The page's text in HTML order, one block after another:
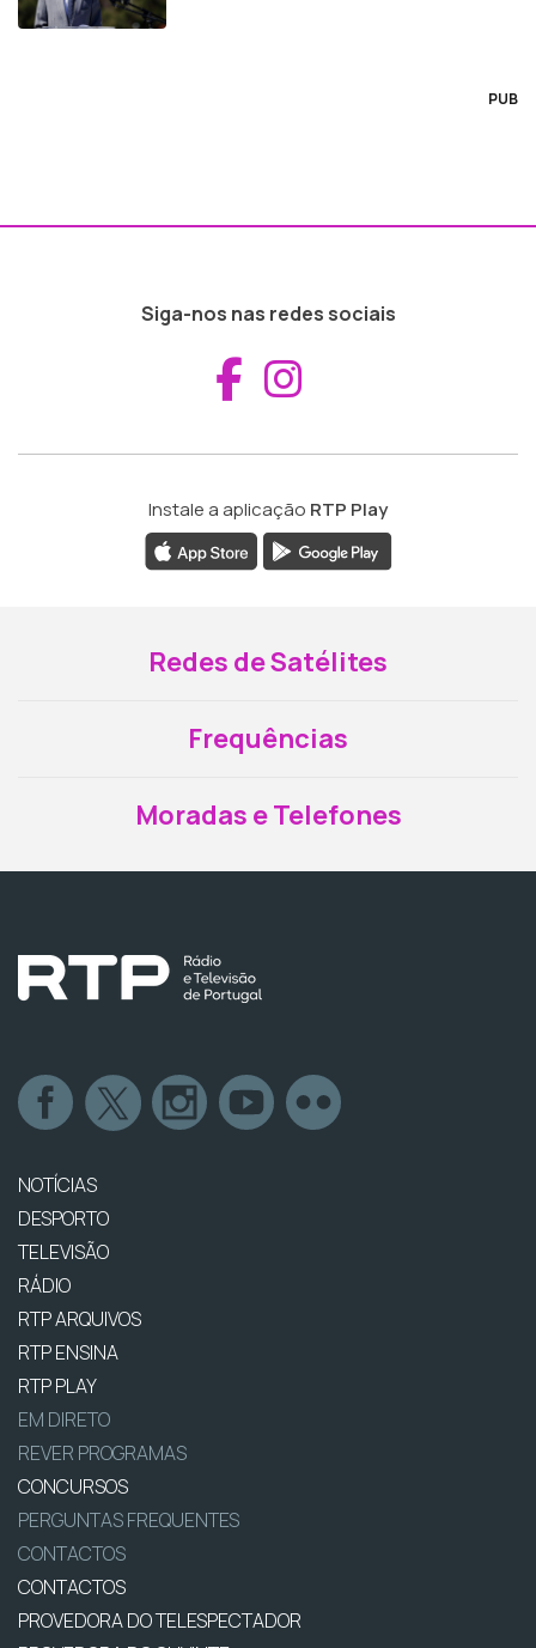
PUB
Siga-nos nas redes sociais
Aceder ao
Instale a aplicação RTP Play
Redes de Satélites
Frequências
Moradas e Telefones
NOTÍCIAS
DESPORTO
TELEVISÃO
RÁDIO
RTP ARQUIVOS
RTP ENSINA
RTP PLAY
EM DIRETO
REVER PROGRAMAS
CONCURSOS
PERGUNTAS FREQUENTES
CONTACTOS
CONTACTOS
PROVEDORA DO TELESPECTADOR